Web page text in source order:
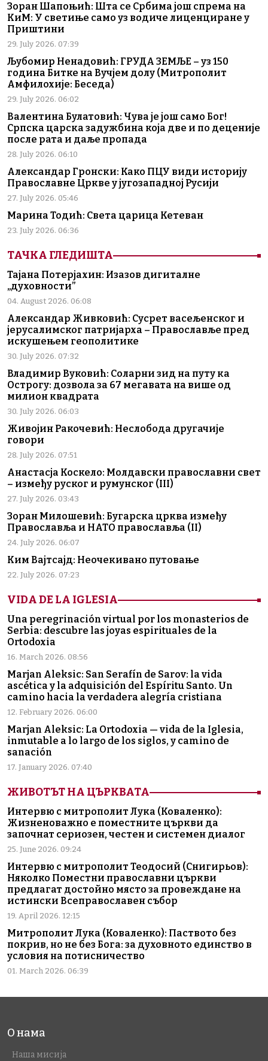
Зоран Шапоњић: Шта се Србима још спрема на
КиМ: У светиње само уз водиче лиценциране у
Приштини
29. July 2026. 07:39
Љубомир Ненадовић: ГРУДА ЗЕМЉЕ – уз 150
година Битке на Вучјем долу (Митрополит
Амфилохије: Беседа)
29. July 2026. 06:02
Валентина Булатовић: Чува је још само Бог!
Српска царска задужбина која две и по деценије
после рата и даље пропада
28. July 2026. 06:10
Александар Гронски: Како ПЦУ види историју
Православне Цркве у југозападној Русији
27. July 2026. 05:46
Марина Тодић: Света царица Кетеван
23. July 2026. 06:36
ТАЧКА ГЛЕДИШТА
Тајана Потерјахин: Изазов дигиталне
„духовности”
04. August 2026. 06:08
Александар Живковић: Сусрет васељенског и
јерусалимског патријарха – Православље пред
искушењем геополитике
30. July 2026. 07:32
Владимир Вуковић: Соларни зид на путу ка
Острогу: дозвола за 67 мегавата на више од
милион квадрата
30. July 2026. 06:03
Живојин Ракочевић: Неслобода другачије
говори
28. July 2026. 07:51
Анастасја Коскело: Молдавски православни свет
– између руског и румунског (III)
27. July 2026. 03:43
Зоран Милошевић: Бугарска црква између
Православља и НАТО православља (II)
24. July 2026. 06:07
Ким Вајтсајд: Неочекивано путовање
22. July 2026. 07:23
VIDA DE LA IGLESIA
Una peregrinación virtual por los monasterios de
Serbia: descubre las joyas espirituales de la
Ortodoxia
16. March 2026. 08:56
Marjan Aleksic: San Serafín de Sarov: la vida
ascética y la adquisición del Espíritu Santo. Un
camino hacia la verdadera alegría cristiana
12. February 2026. 06:00
Marjan Aleksic: La Ortodoxia — vida de la Iglesia,
inmutable a lo largo de los siglos, y camino de
sanación
17. January 2026. 07:40
ЖИВОТЪТ НА ЦЪРКВАТА
Интервю с митрополит Лука (Коваленко):
Жизненоважно е поместните църкви да
започнат сериозен, честен и системен диалог
25. June 2026. 09:24
Интервю с митрополит Теодосий (Снигирьов):
Няколко Поместни православни църкви
предлагат достойно място за провеждане на
истински Всеправославен събор
19. April 2026. 12:15
Митрополит Лука (Коваленко): Паството без
покрив, но не без Бога: за духовното единство в
условия на потисничество
01. March 2026. 06:39
О нама
Наша мисија